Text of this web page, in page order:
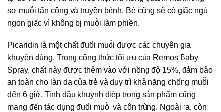
sợ muỗi tấn công và truyền bệnh. Bé cũng sẽ có giấc ngủ
ngon giấc vì không bị muỗi làm phiền.
Picaridin là một chất đuổi muỗi được các chuyên gia
khuyên dùng. Trong công thức tối ưu của Remos Baby
Spray, chất này được thêm vào với nồng độ 15%, đảm bảo
an toàn cho làn da của trẻ và duy trì khả năng chống muỗi
đến 6 giờ. Tinh dầu khuynh diệp trong sản phẩm cũng
mang đến tác dụng đuổi muỗi và côn trùng. Ngoài ra, còn